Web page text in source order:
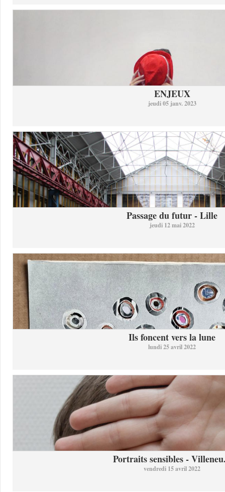
ENJEUX
jeudi 05 janv. 2023
Passage du futur - Lille
jeudi 12 mai 2022
Ils foncent vers la lune
lundi 25 avril 2022
Portraits sensibles -
vendredi 15 avril 2022